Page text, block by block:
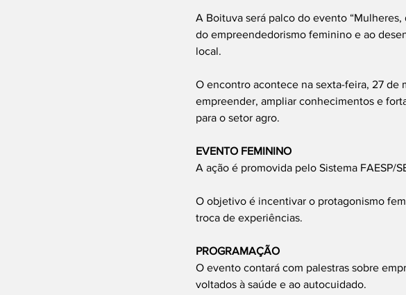
A Boituva será palco do evento
do empreendedorismo feminino e ao
local.
O encontro acontece na sexta-feira, 27 de
empreender, ampliar conhecimentos e
para o setor agro.
EVENTO FEMININO
A ação é promovida pelo Sistema FAESP/
O objetivo é incentivar o protagonismo
troca de experiências.
PROGRAMAÇÃO
O evento contará com palestras sobre
voltados à saúde e ao autocuidado.